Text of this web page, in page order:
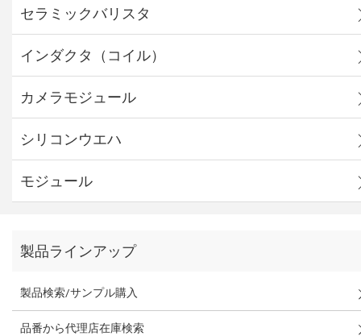
セラミックバリスタ
インダクタ（コイル）
カメラモジュール
シリコンウエハ
モジュール
製品ラインアップ
製品検索/サンプル購入
品番から代理店在庫検索